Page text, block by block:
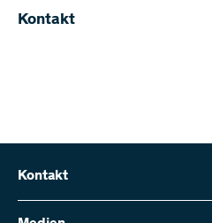
Kontakt
Kontakt
Schweizerischer Nationalfonds (SNF)